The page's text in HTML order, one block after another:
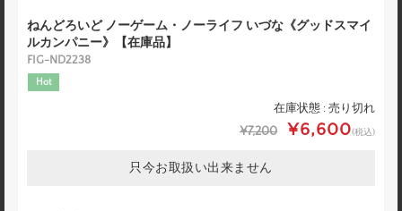
ねんどろいど ノーゲーム・ノーライフ いづな《グッドスマイ
ルカンパニー》【在庫品】
FIG-ND2238
Hot
在庫状態 : 売り切れ
¥7,200 ¥6,600(税込)
只今お取扱い出来ません